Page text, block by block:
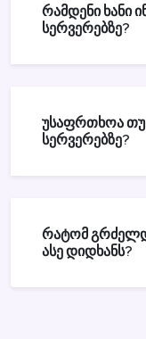
რამდენი ხანი
სერვერებზე?
უსაფრთხოა თუ
სერვერებზე?
რატომ
ასე დიდხანს?